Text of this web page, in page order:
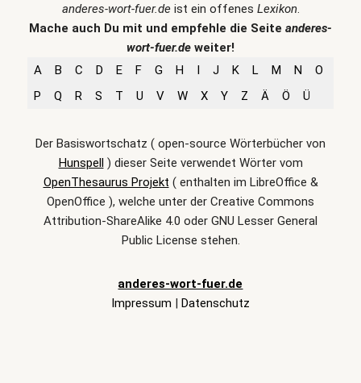
anderes-wort-fuer.deist ein offenes Lexikon.
Mache auch Du mit und empfehle die Seite anderes-
wort-fuer.de weiter!
A
B C D E F G H I J K L M N
O
P
Q R S T U V W X Y Z Ä Ö Ü
Der Basiswortschatz ( open-source Wörterbücher von
Hunspell) dieser Seite verwendet Wörter vom
OpenThesaurus Projekt ( enthalten im LibreOffice &
OpenOffice ), welche unter der Creative Commons
Attribution-ShareAlike 4.0 oder GNU Lesser General
Public License stehen.
anderes-wort-fuer.de
Impressum | Datenschutz